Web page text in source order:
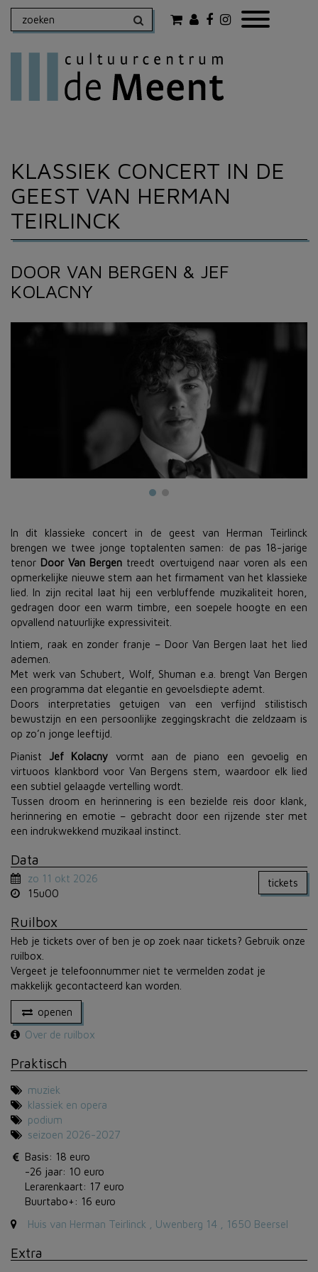
KLASSIEK CONCERT IN DE
GEEST VAN HERMAN
TEIRLINCK
DOOR VAN BERGEN & JEF
KOLACNY
In dit klassieke concert in de geest van Herman Teirlinck
brengen we twee jonge toptalenten samen: de pas 18-jarige
tenor Door Van Bergen treedt overtuigend naar voren als een
opmerkelijke nieuwe stem aan het firmament van het klassieke
lied. In zijn recital laat hij een verbluffende muzikaliteit horen,
gedragen door een warm timbre, een soepele hoogte en een
opvallend natuurlijke expressiviteit.
Intiem, raak en zonder franje – Door Van Bergen laat het lied
ademen.
Met werk van Schubert, Wolf, Shuman e.a. brengt Van Bergen
een programma dat elegantie en gevoelsdiepte ademt.
Doors interpretaties getuigen van een verfijnd stilistisch
bewustzijn en een persoonlijke zeggingskracht die zeldzaam is
op zo’n jonge leeftijd.
Pianist Jef Kolacny vormt aan de piano een gevoelig en
virtuoos klankbord voor Van Bergens stem, waardoor elk lied
een subtiel gelaagde vertelling wordt.
Tussen droom en herinnering is een bezielde reis door klank,
herinnering en emotie – gebracht door een rijzende ster met
een indrukwekkend muzikaal instinct.
Data
zo 11 okt 2026
15u00
tickets
Ruilbox
Heb je tickets over of ben je op zoek naar tickets? Gebruik onze
ruilbox.
Vergeet je telefoonnummer niet te vermelden zodat je
makkelijk gecontacteerd kan worden.
openen
Over de ruilbox
Praktisch
muziek
klassiek en opera
podium
seizoen 2026-2027
Basis: 18 euro
-26 jaar: 10 euro
Lerarenkaart: 17 euro
Buurtabo+: 16 euro
Huis van Herman Teirlinck , Uwenberg 14 , 1650 Beersel
Extra